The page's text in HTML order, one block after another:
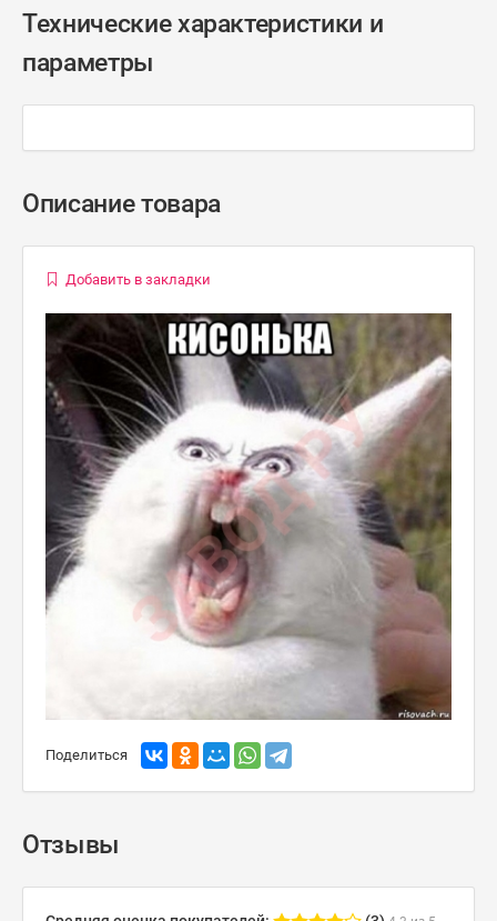
Технические характеристики и
параметры
Описание товара
Добавить в закладки
Поделиться
Отзывы